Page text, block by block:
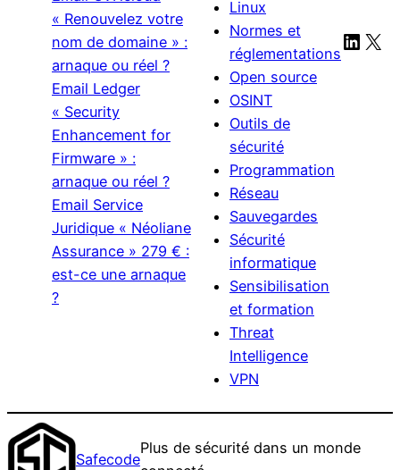
« Renouvelez votre
nom de domaine » :
arnaque ou réel ?
Email Ledger
« Security
Enhancement for
Firmware » :
arnaque ou réel ?
Email Service
Juridique « Néoliane
Assurance » 279 € :
est-ce une arnaque
?
Linux
Normes et
réglementations
Open source
OSINT
Outils de
sécurité
Programmation
Réseau
Sauvegardes
Sécurité
informatique
Sensibilisation
et formation
Threat
Intelligence
VPN
X
Safecode
Plus de sécurité dans un monde